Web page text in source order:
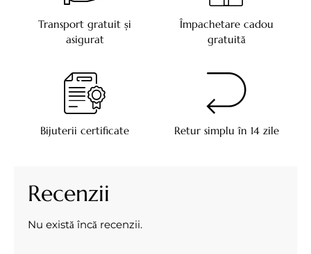
Transport gratuit și
asigurat
Împachetare cadou
gratuită
Bijuterii certificate Retur simplu în 14 zile
Recenzii
Nu există încă recenzii.